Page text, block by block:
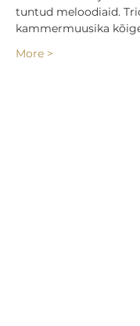
tuntud meloodiaid.
kammermuusika
More >